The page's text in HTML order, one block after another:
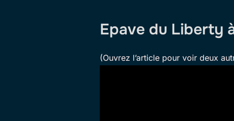
Epave du Liberty
(Ouvrez l’article pour voir deux